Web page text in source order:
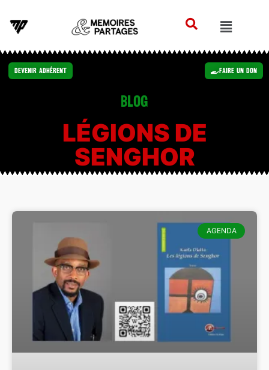
Devenir Adhérent Faire un Don
Blog
LÉGIONS DE
SENGHOR
AGENDA